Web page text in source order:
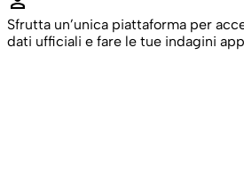
Sfrutta un’unica piattaforma per
dati ufficiali e fare le tue indagini